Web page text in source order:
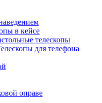
в кейсе
телескопы
для телефона
оправе